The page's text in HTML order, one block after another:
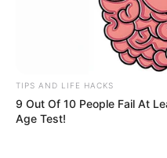
Febrero 6, 2019
COMPARTIR
TIPS AND LIFE HACKS
9 Out Of 10 People Fail At
Age Test!